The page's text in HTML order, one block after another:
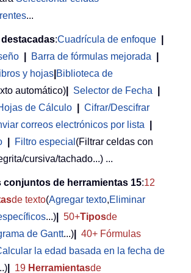
...
:Cuadrícula de enfoque
Barra de fórmulas mejorada
y hojas Biblioteca de
automático) Selector de Fecha
de Cálculo
Cifrar/Descifrar
correos electrónicos por lista
Filtro especial (Filtrar celdas con
cursiva/tachado...) ...
conjuntos de herramientas 15:12
de texto(Agregar texto,Eliminar
...) 50+Tiposde
de Gantt...)
40+ Fórmulas
la edad basada en la fecha de
19 Herramientasde